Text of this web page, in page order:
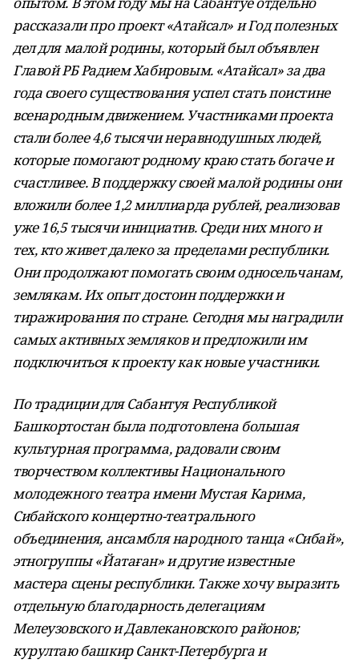
рассказали про проект «Атайсал» и Год полезных
дел для малой родины, который был объявлен
Главой РБ Радием Хабировым. «Атайсал» за два
года своего существования успел стать поистине
всенародным движением. Участниками проекта
стали более 4,6 тысячи неравнодушных людей,
которые помогают родному краю стать богаче и
счастливее. В поддержку своей малой родины они
вложили более 1,2 миллиарда рублей, реализовав
уже 16,5 тысячи инициатив. Среди них много и
тех, кто живет далеко за пределами республики.
Они продолжают помогать своим односельчанам,
землякам. Их опыт достоин поддержки и
тиражирования по стране. Сегодня мы наградили
самых активных земляков и предложили им
подключиться к проекту как новые участники.
По традиции для Сабантуя Республикой
Башкортостан была подготовлена большая
культурная программа, радовали своим
творчеством коллективы Национального
молодежного театра имени Мустая Карима,
Сибайского концертно-театрального
объединения, ансамбля народного танца «Сибай»,
этногруппы «Йатаған» и другие известные
мастера сцены республики. Также хочу выразить
отдельную благодарность делегациям
Мелеузовского и Давлекановского районов;
курултаю башкир Санкт-Петербурга и